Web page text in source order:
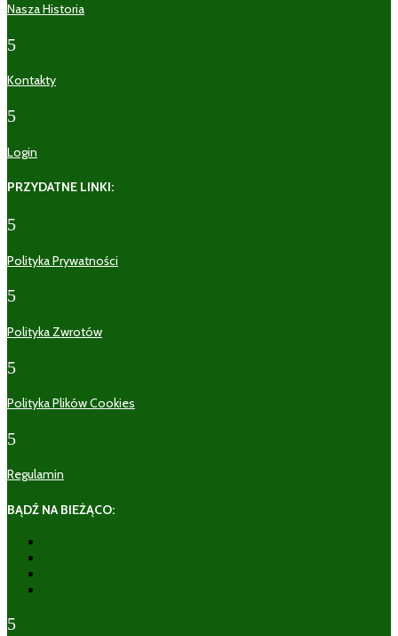
Nasza Historia
5
Kontakty
5
Login
PRZYDATNE LINKI:
5
Polityka Prywatności
5
Polityka Zwrotów
5
Polityka Plików Cookies
5
Regulamin
BĄDŹ NA BIEŻĄCO:
5